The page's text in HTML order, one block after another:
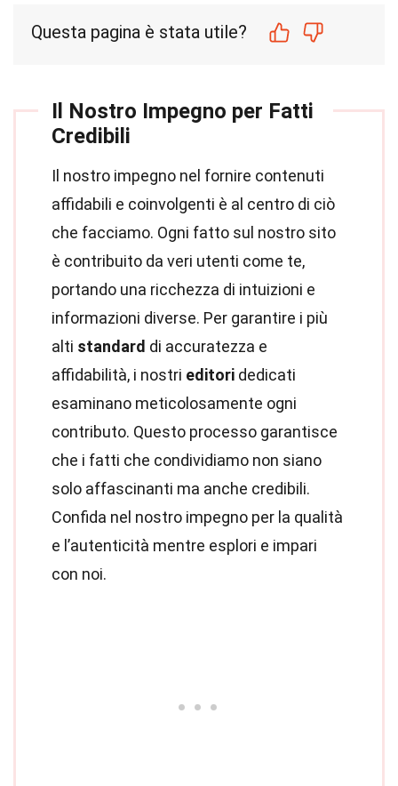
Questa pagina è stata utile?
Il Nostro Impegno per Fatti
Credibili
Il nostro impegno nel fornire contenuti
affidabili e coinvolgenti è al centro di ciò
che facciamo. Ogni fatto sul nostro sito
è contribuito da veri utenti come te,
portando una ricchezza di intuizioni e
informazioni diverse. Per garantire i più
alti standard di accuratezza e
affidabilità, i nostri editori dedicati
esaminano meticolosamente ogni
contributo. Questo processo garantisce
che i fatti che condividiamo non siano
solo affascinanti ma anche credibili.
Confida nel nostro impegno per la qualità
e l’autenticità mentre esplori e impari
con noi.